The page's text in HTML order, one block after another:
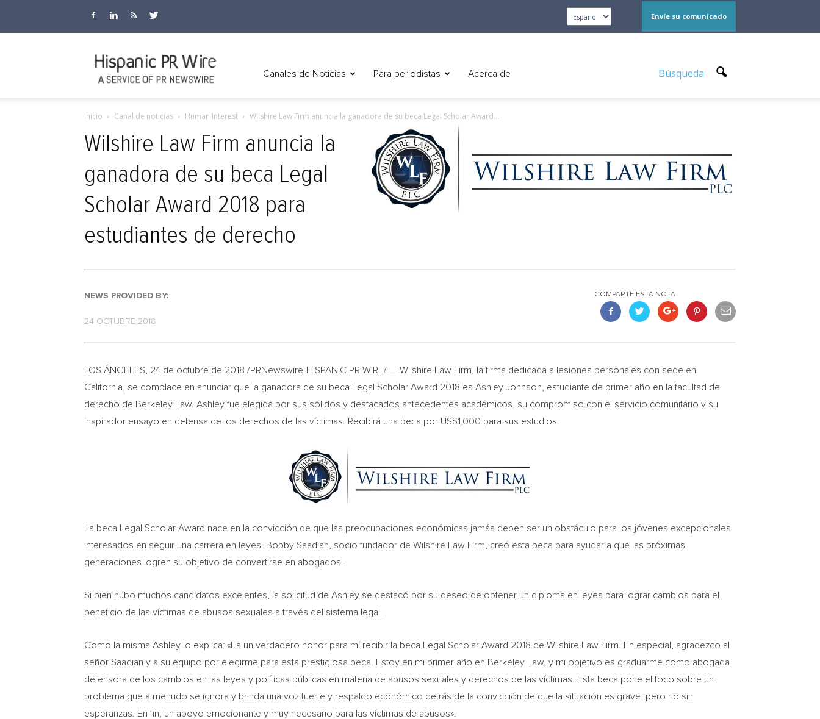
Envíe su comunicado
Wire
Canales de Noticias Para periodistas Acerca de Búsqueda
Inicio Canal de noticias Human Interest Wilshire Law Firm anuncia la ganadora de su beca Legal Scholar Award...
Wilshire Law Firm anuncia la
ganadora de su beca Legal
Scholar Award 2018 para
estudiantes de derecho
NEWS PROVIDED BY:
24 OCTUBRE 2018
COMPARTE ESTA NOTA
LOS ÁNGELES, 24 de octubre de 2018 /PRNewswire-HISPANIC PR WIRE/ — Wilshire Law Firm, la firma dedicada a lesiones personales con sede en
California , se complace en anunciar que la ganadora de su beca Legal Scholar Award 2018 es Ashley Johnson , estudiante de primer año en la facultad de
derecho de Berkeley Law. Ashley fue elegida por sus sólidos y destacados antecedentes académicos, su compromiso con el servicio comunitario y su
inspirador ensayo en defensa de los derechos de las víctimas. Recibirá una beca por US$1,000 para sus estudios.
La beca Legal Scholar Award nace en la convicción de que las preocupaciones económicas jamás deben ser un obstáculo para los jóvenes excepcionales
interesados en seguir una carrera en leyes.
Bobby Saadian , socio fundador de Wilshire Law Firm, creó esta beca para ayudar a que las próximas
generaciones logren su objetivo de convertirse en abogados.
Si bien hubo muchos candidatos excelentes, la solicitud de Ashley se destacó por su deseo de obtener un diploma en leyes para lograr cambios para el
beneficio de las víctimas de abusos sexuales a través del sistema legal.
Como la misma Ashley lo explica: «Es un verdadero honor para mí recibir la beca Legal Scholar Award 2018 de Wilshire Law Firm. En especial, agradezco al
señor Saadian y a su equipo por elegirme para esta prestigiosa beca. Estoy en mi primer año en Berkeley Law, y mi objetivo es graduarme como abogada
defensora de los cambios en las leyes y políticas públicas en materia de abusos sexuales y derechos de las víctimas. Esta beca pone el foco sobre un
problema que a menudo se ignora y brinda una voz fuerte y respaldo económico detrás de la convicción de que la situación es grave, pero no sin
esperanzas. En fin, un apoyo emocionante y muy necesario para las víctimas de abusos».